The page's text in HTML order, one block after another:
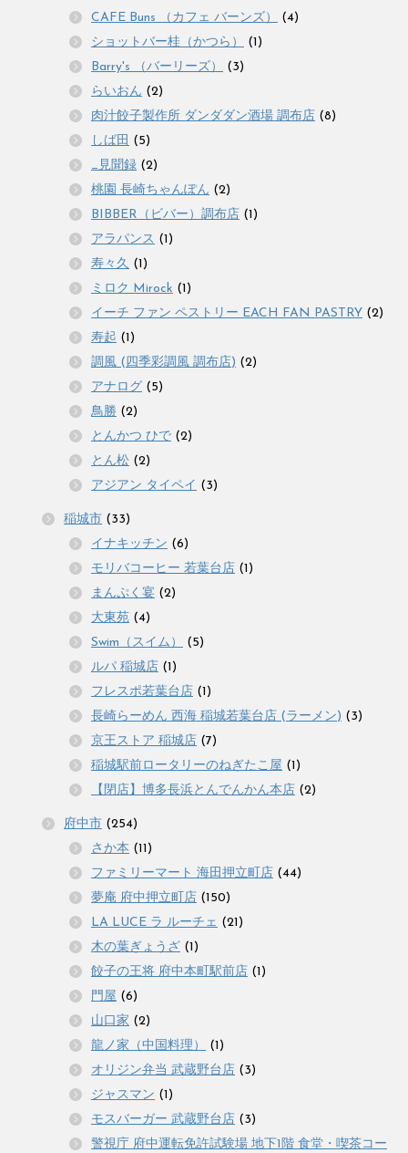
CAFE Buns （カフェ バーンズ）
(4)
ショットバー桂（かつら）
(1)
Barry's （バーリーズ）
(3)
らいおん (2)
肉汁餃子製作所 ダンダダン酒場 調布店 (8)
しば田 (5)
_見聞録 (2)
桃園 長崎ちゃんぽん (2)
BIBBER（ビバー）調布店 (1)
アラパンス (1)
寿々久 (1)
ミロク Mirock (1)
イーチ ファン ペストリー EACH FAN PASTRY (2)
寿起 (1)
調風 (四季彩調風 調布店) (2)
アナログ (5)
鳥勝 (2)
とんかつ ひで (2)
とん松 (2)
アジアン タイペイ (3)
稲城市 (33)
イナキッチン (6)
モリバコーヒー 若葉台店 (1)
まんぷく宴 (2)
大東苑 (4)
Swim（スイム）
(5)
ルパ 稲城店 (1)
フレスポ若葉台店 (1)
長崎らーめん 西海 稲城若葉台店 (ラーメン) (3)
京王ストア 稲城店 (7)
稲城駅前ロータリーのねぎたこ屋 (1)
【閉店】博多長浜とんでんかん本店 (2)
府中市 (254)
さか本 (11)
ファミリーマート 海田押立町店 (44)
夢庵 府中押立町店 (150)
LA LUCE ラ ルーチェ (21)
木の葉ぎょうざ (1)
餃子の王将 府中本町駅前店 (1)
門屋 (6)
山口家 (2)
龍ノ家（中国料理）
(1)
オリジン弁当 武蔵野台店 (3)
ジャスマン (1)
モスバーガー 武蔵野台店 (3)
警視庁 府中運転免許試験場 地下1階 食堂・喫茶コー